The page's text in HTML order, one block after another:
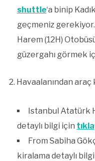
shuttle‘a binip
geçmeniz gerekiyor.
Harem (12H)
güzergahı görmek
2. Havaalanından
Istanbul Atatürk
detaylı bilgi için
From Sabiha
kiralama detaylı